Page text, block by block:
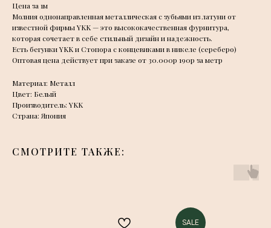
Цена за 1м
Молния однонаправленная металлическая с зубьями из латуни от
известной фирмы YKK — это высококачественная фурнитура,
которая сочетает в себе стильный дизайн и надежность.
Есть бегунки YKK и Стопора с концевиками в никеле (сереберо)
Оптовая цена действует при заказе от 30.000р 190р за метр
Материал: Металл
Цвет: Белый
Производитель: YKK
Страна: Япония
СМОТРИТЕ ТАКЖЕ:
SALE